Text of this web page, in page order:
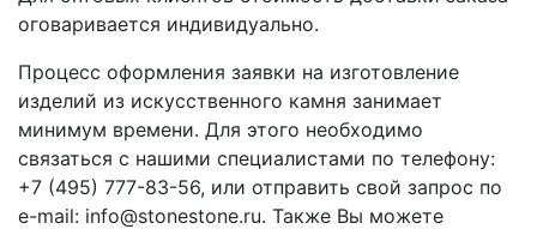
оговаривается индивидуально.
Процесс оформления заявки на изготовление
изделий из искусственного камня занимает
минимум времени. Для этого необходимо
связаться с нашими специалистами по телефону:
+7 (495) 777-83-56, или отправить свой запрос по
e-mail: info@stonestone.ru. Также Вы можете